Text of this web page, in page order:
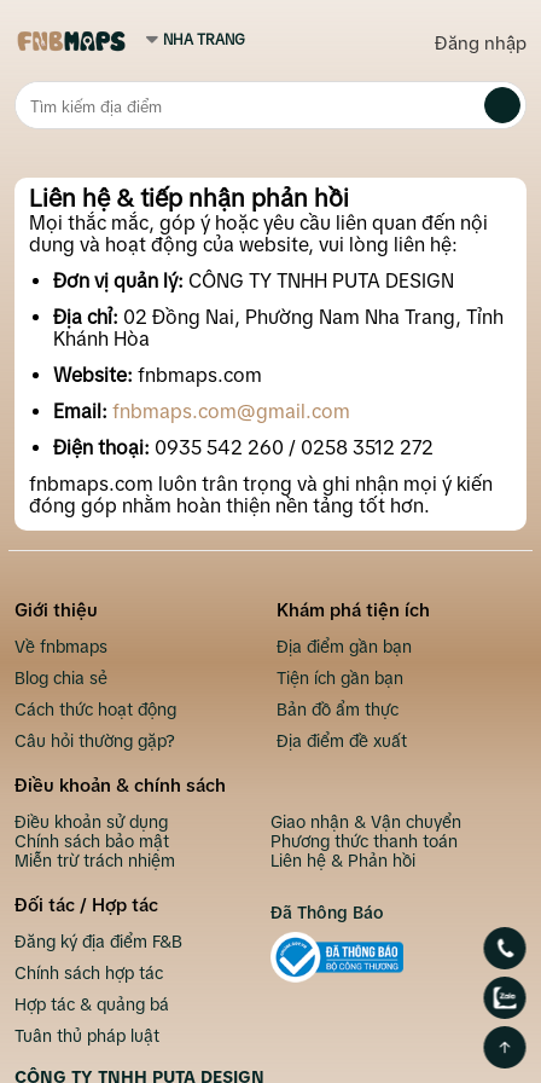
Đăng nhập
Liên hệ & tiếp nhận phản hồi
Mọi thắc mắc, góp ý hoặc yêu cầu liên quan đến nội
dung và hoạt động của website, vui lòng liên hệ:
Đơn vị quản lý: CÔNG TY TNHH PUTA DESIGN
Địa chỉ: 02 Đồng Nai, Phường Nam Nha Trang, Tỉnh
Khánh Hòa
Website: fnbmaps.com
Email: fnbmaps.com@gmail.com
Điện thoại: 0935 542 260 / 0258 3512 272
fnbmaps.com luôn trân trọng và ghi nhận mọi ý kiến
đóng góp nhằm hoàn thiện nền tảng tốt hơn.
Giới thiệu
Về fnbmaps
Blog chia sẻ
Cách thức hoạt động
Câu hỏi thường gặp?
Khám phá tiện ích
Địa điểm gần bạn
Tiện ích gần bạn
Bản đồ ẩm thực
Địa điểm đề xuất
Điều khoản & chính sách
Điều khoản sử dụng
Chính sách bảo mật
Miễn trừ trách nhiệm
Giao nhận & Vận chuyển
Phương thức thanh toán
Liên hệ & Phản hồi
Đối tác / Hợp tác
Đăng ký địa điểm F&B
Chính sách hợp tác
Hợp tác & quảng bá
Tuân thủ pháp luật
CÔNG TY TNHH PUTA DESIGN
Đã Thông Báo